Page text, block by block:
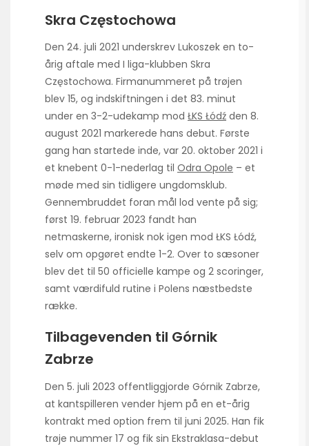
Skra Częstochowa
Den 24. juli 2021 underskrev Lukoszek en to-
årig aftale med I liga-klubben Skra
Częstochowa. Firmanummeret på trøjen
blev 15, og indskiftningen i det 83. minut
under en 3-2-udekamp mod ŁKS Łódź den 8.
august 2021 markerede hans debut. Første
gang han startede inde, var 20. oktober 2021 i
et knebent 0-1-nederlag til Odra Opole – et
møde med sin tidligere ungdoms­klub.
Gennembruddet foran mål lod vente på sig;
først 19. februar 2023 fandt han
netmaskerne, ironisk nok igen mod ŁKS Łódź,
selv om opgøret endte 1-2. Over to sæsoner
blev det til 50 officielle kampe og 2 scoringer,
samt værdifuld rutine i Polens næstbedste
række.
Tilbagevenden til Górnik
Zabrze
Den 5. juli 2023 offentliggjorde Górnik Zabrze,
at kantspilleren vender hjem på en et-årig
kontrakt med option frem til juni 2025. Han fik
trøje nummer 17 og fik sin Ekstraklasa-debut